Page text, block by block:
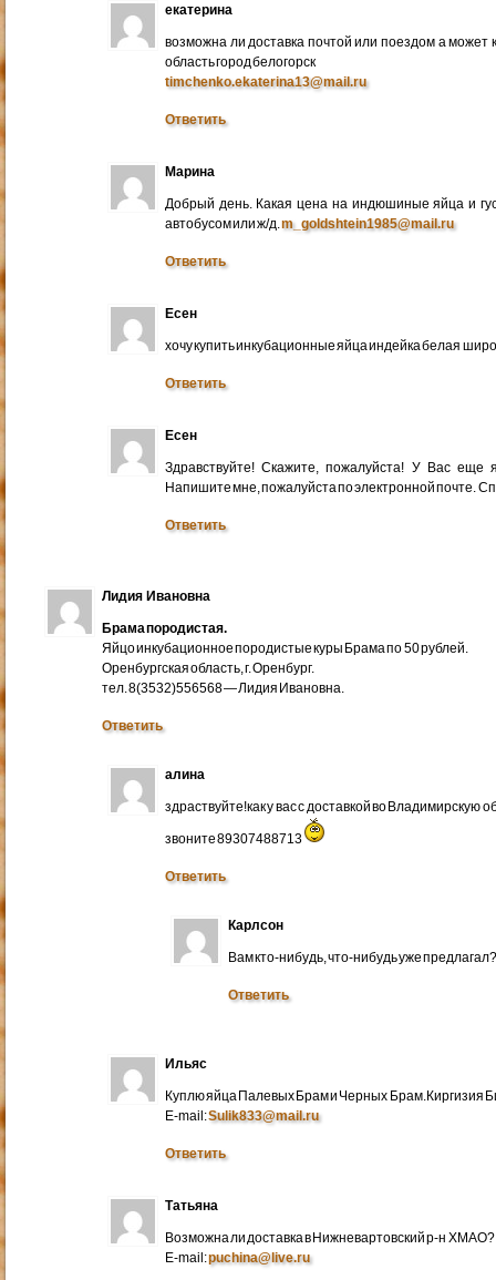
екатерина
возможна ли доставка почтой или поездом а
область город белогорск
timchenko.ekaterina13@mail.ru
Ответить
Марина
Добрый день. Какая цена на индюшиные яйца и
автобусом или ж/д.m_goldshtein1985@mail.ru
Ответить
Есен
хочу купить инкубационные яйца индейка белая
Ответить
Есен
Здравствуйте! Скажите, пожалуйста! У Вас еще
Напишите мне, пожалуйста по электронной почте.
Ответить
Лидия Ивановна
Брама породистая.
Яйцо инкубационное породистые куры Брама по 50 рублей.
Оренбургская область, г. Оренбург.
тел. 8(3532)556568 — Лидия Ивановна.
Ответить
алина
здраствуйте!как у вас с доставкой во Владимирскую
звоните 89307488713
Ответить
Карлсон
Вам кто-нибудь, что-нибудь уже
Ответить
Ильяс
Куплю яйца Палевых Брам и Черных Брам.Киргизия
E-mail:Sulik833@mail.ru
Ответить
Татьяна
Возможна ли доставка в Нижневартовский р-н ХМАО?
E-mail:puchina@live.ru